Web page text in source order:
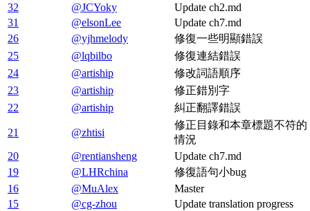
32
@JCYoky
Update ch2.md
31
@elsonLee
Update ch7.md
26
@yjhmelody
修復一些明顯錯誤
25
@lqbilbo
修復連結錯誤
24
@artiship
修改詞語順序
23
@artiship
修正錯別字
22
@artiship 糾正翻譯錯誤
21 @zhtisi
修正目錄和本章標題不符的
情況
20
@rentiansheng
Update ch7.md
19
@LHRchina
修復語句小bug
16
@MuAlex
Master
15
@cg-zhou
Update translation progress